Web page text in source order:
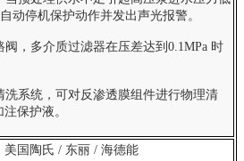
动停机保护动作并发出声光报警。
阀，多介质过滤器在压差达到0.1MPa 时
洗系统，可对反渗透膜组件进行物理清
保护液。
美国陶氏 / 东丽 / 海德能